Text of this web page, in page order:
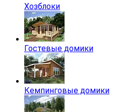
Хозблоки
Гостевые домики
Кемпинговые домики